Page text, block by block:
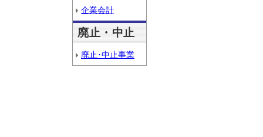
企業会計
廃止・中止
廃止･中止事業